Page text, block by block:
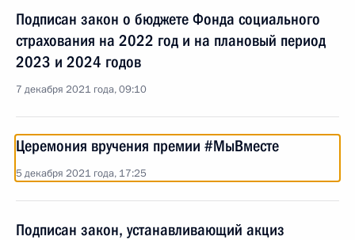
Подписан закон о бюджете Фонда социального
страхования на 2022 год и на плановый период
2023 и 2024 годов
7 декабря 2021 года, 09:10
Церемония вручения премии #МыВместе
5 декабря 2021 года, 17:25
Подписан закон, устанавливающий акциз